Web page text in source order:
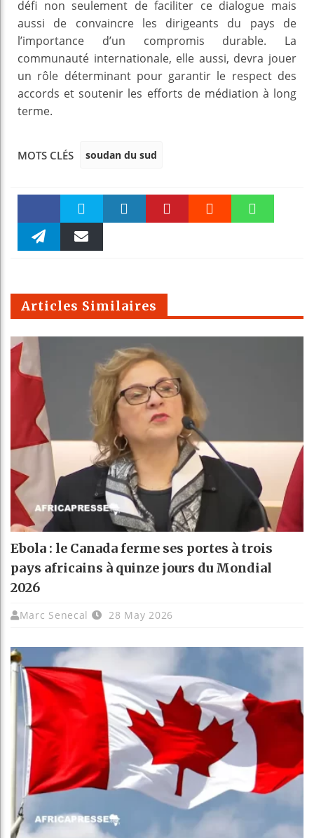
défi non seulement de faciliter ce dialogue mais
aussi de convaincre les dirigeants du pays de
l’importance d’un compromis durable. La
communauté internationale, elle aussi, devra jouer
un rôle déterminant pour garantir le respect des
accords et soutenir les efforts de médiation à long
terme.
MOTS CLÉS soudan du sud
Faceboo Twitter
m
Articles Similaires
Ebola : le Canada ferme ses portes à trois
pays africains à quinze jours du Mondial
2026
Marc Senecal 28 May 2026